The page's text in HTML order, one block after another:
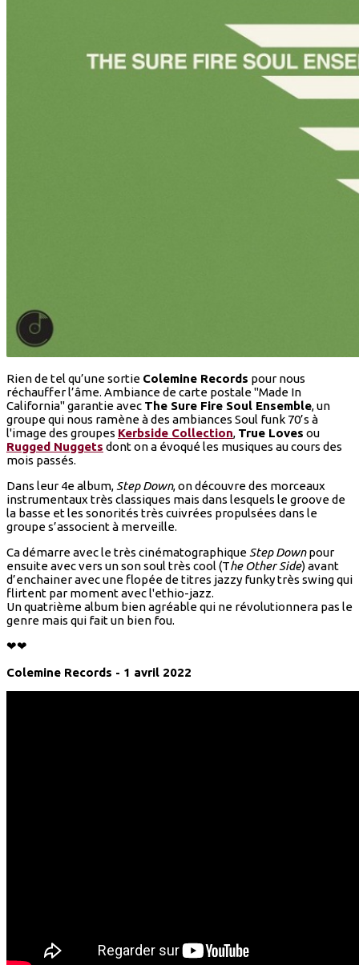
Rien de tel qu’une sortie Colemine Records pour nous
réchauffer l’âme. Ambiance de carte postale "Made In
California" garantie avec The Sure Fire Soul Ensemble, un
groupe qui nous ramène à des ambiances Soul funk 70’s à
l'image des groupes Kerbside Collection, True Loves ou
Rugged Nuggets dont on a évoqué les musiques au cours des
mois passés.
Dans leur 4e album, Step Down, on découvre des morceaux
instrumentaux très classiques mais dans lesquels le groove de
la basse et les sonorités très cuivrées propulsées dans le
groupe s’associent à merveille.
Ca démarre avec le très cinématographique Step Downpour
ensuite avec vers un son soul très cool (The Other Side) avant
d’enchainer avec une flopée de titres jazzy funky très swing qui
flirtent par moment avec l'ethio-jazz.
Un quatrième album bien agréable qui ne révolutionnera pas le
genre mais qui fait un bien fou.
❤❤
Colemine Records - 1 avril 2022